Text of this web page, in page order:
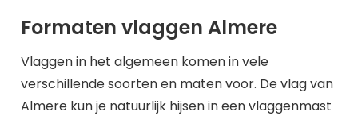
Formaten vlaggen Almere
Vlaggen in het algemeen komen in vele
verschillende soorten en maten voor. De vlag van
Almere kun je natuurlijk hijsen in een vlaggenmast